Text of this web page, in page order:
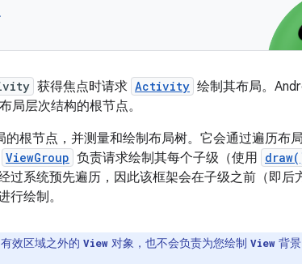
获得焦点时请求 Activity 绘制其布局。
局层次结构的根节点。
的根节点，并测量和绘制布局树。它会通过遍历布
ViewGroup 负责请求绘制其每个子级（使用
过系统预先遍历，因此该框架会在子级之前（即后
行绘制。
效区域之外的 View 对象，也不会负责为您绘制 View 背